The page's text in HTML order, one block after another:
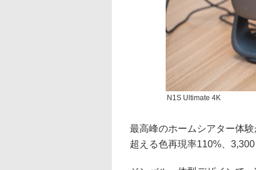
N1S Ultimate 4K
最高峰のホームシアター体
超える色再現率110%、3,300